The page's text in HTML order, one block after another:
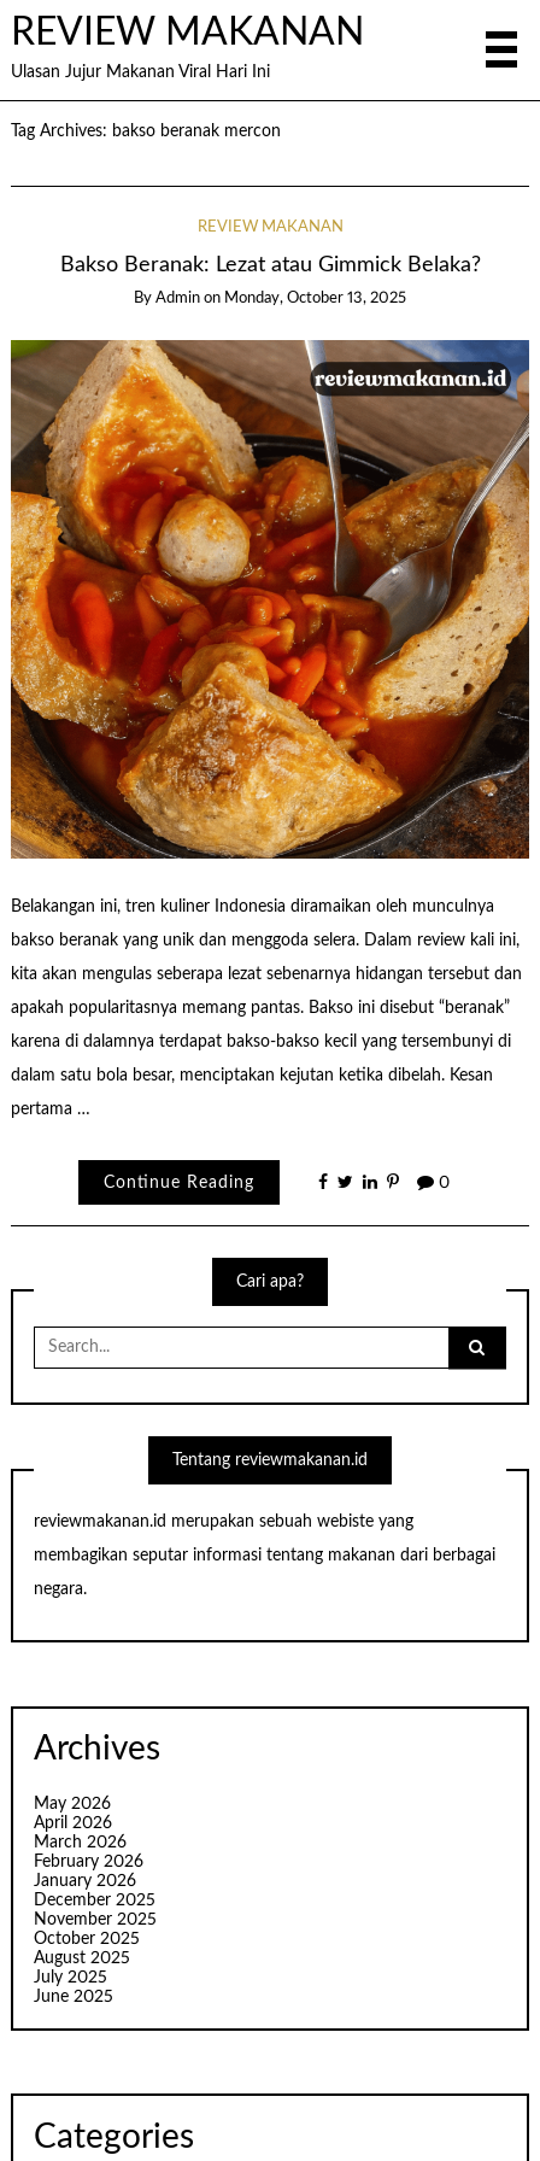
REVIEW MAKANAN
Ulasan Jujur Makanan Viral Hari Ini
Tag Archives: bakso beranak mercon
REVIEW MAKANAN
Bakso Beranak: Lezat atau Gimmick Belaka?
By Admin on Monday, October 13, 2025
Belakangan ini, tren kuliner Indonesia diramaikan oleh munculnya
bakso beranak yang unik dan menggoda selera. Dalam review kali ini,
kita akan mengulas seberapa lezat sebenarnya hidangan tersebut dan
apakah popularitasnya memang pantas. Bakso ini disebut “beranak”
karena di dalamnya terdapat bakso-bakso kecil yang tersembunyi di
dalam satu bola besar, menciptakan kejutan ketika dibelah. Kesan
pertama …
Continue Reading 0
Cari apa?
Search
for:
Tentang reviewmakanan.id
reviewmakanan.id merupakan sebuah webiste yang
membagikan seputar informasi tentang makanan dari berbagai
negara.
Archives
May 2026
April 2026
March 2026
February 2026
January 2026
December 2025
November 2025
October 2025
August 2025
July 2025
June 2025
Categories